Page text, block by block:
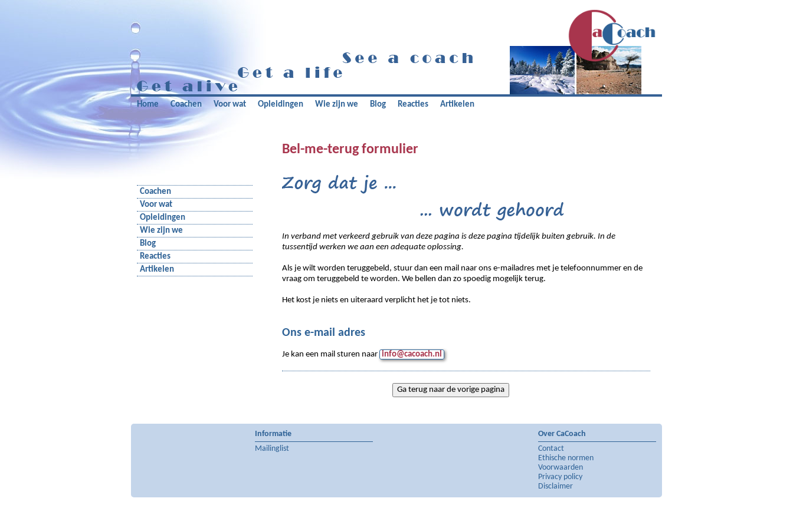
Home Coachen Voor wat Opleidingen Wie zijn we Blog Reacties Artikelen
Coachen
Voor wat
Opleidingen
Wie zijn we
Blog
Reacties
Artikelen
Bel-me-terug formulier
In verband met verkeerd gebruik van deze pagina is deze pagina tijdelijk buiten gebruik. In de
tussentijd werken we aan een adequate oplossing.
Als je wilt worden teruggebeld, stuur dan een mail naar ons e-mailadres met je telefoonnummer en de
vraag om teruggebeld te worden. We bellen dan zo spoedig mogelijk terug.
Het kost je niets en uiteraard verplicht het je tot niets.
Ons e-mail adres
Je kan een mail sturen naar info@cacoach.nl
Informatie
Mailinglist
Over CaCoach
Contact
Ethische normen
Voorwaarden
Privacy policy
Disclaimer